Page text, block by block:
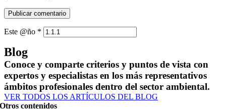
Este @ño *
Blog
Conoce y comparte criterios y puntos de vista con
expertos y especialistas en los más representativos
ámbitos profesionales dentro del sector ambiental.
VER TODOS LOS ARTÍCULOS DEL BLOG
Otros contenidos